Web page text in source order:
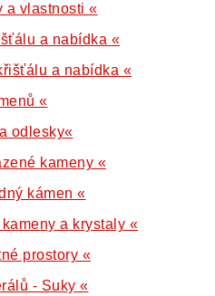
a vlastnosti «
a nabídka «
a nabídka «
«
odlesky«
kameny «
kámen «
a krystaly «
prostory «
- Suky «